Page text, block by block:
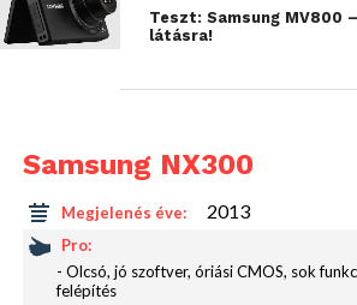
de létezik fekete és barna
szép.
Teszt: Samsung MV800
látásra!
Samsung NX300
Megjelenés éve: 2013
Pro:
- Olcsó, jó szoftver, óriási CMOS, sok
felépítés